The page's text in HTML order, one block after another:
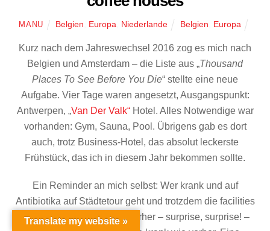
MANU Belgien Europa Niederlande Belgien Europa
Kurz nach dem Jahreswechsel 2016 zog es mich nach
Belgien und Amsterdam – die Liste aus „Thousand
Places To See Before You Die“ stellte eine neue
Aufgabe. Vier Tage waren angesetzt, Ausgangspunkt:
Antwerpen, „Van Der Valk“Hotel. Alles Notwendige war
vorhanden: Gym, Sauna, Pool. Übrigens gab es dort
auch, trotz Business-Hotel, das absolut leckerste
Frühstück, das ich in diesem Jahr bekommen sollte.
Ein Reminder an mich selbst: Wer krank und auf
Antibiotika auf Städtetour geht und trotzdem die facilities
des Hotels benutzt, ist hinterher – surprise, surprise! –
Back
Top
Translate my website »